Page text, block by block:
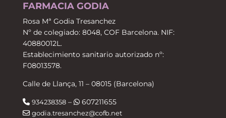
FARMACIA GODIA
Rosa Mª Godia Tresanchez
Nº de colegiado: 8048, COF Barcelona. NIF:
40880012L.
Establecimiento sanitario autorizado nº:
F08013578.
Calle de Llança, 11 – 08015 (Barcelona)
934238358– 607211655
godia.tresanchez@cofb.net